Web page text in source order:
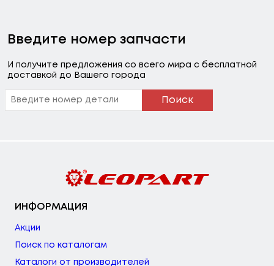
Введите номер запчасти
И получите предложения со всего мира с бесплатной
доставкой до Вашего города
Поиск
ИНФОРМАЦИЯ
Акции
Поиск по каталогам
Каталоги от производителей